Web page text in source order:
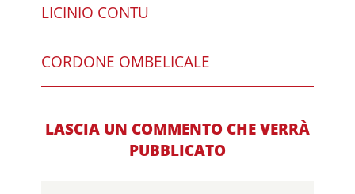
LICINIO CONTU
CORDONE OMBELICALE
LASCIA UN COMMENTO CHE VERRÀ
PUBBLICATO